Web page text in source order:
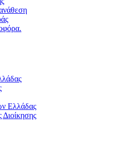
Ελλάδας